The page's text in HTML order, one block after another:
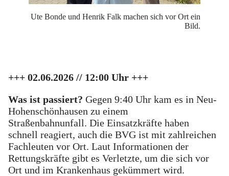
Ute Bonde und Henrik Falk machen sich vor Ort ein
Bild.
+++ 02.06.2026 // 12:00 Uhr +++
Was ist passiert? Gegen 9:40 Uhr kam es in Neu-
Hohenschönhausen zu einem
Straßenbahnunfall. Die Einsatzkräfte haben
schnell reagiert, auch die BVG ist mit zahlreichen
Fachleuten vor Ort. Laut Informationen der
Rettungskräfte gibt es Verletzte, um die sich vor
Ort und im Krankenhaus gekümmert wird.